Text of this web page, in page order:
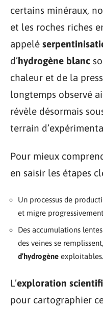
certains minéraux,
et les roches riches
appelé
d’hydrogène blanc
chaleur et de la
longtemps observé
révèle désormais
terrain
Pour mieux
en saisir les étapes
Un processus de
et migre
Des accumulations
des veines se
d’hydrogène exploitables.
L’exploration
pour cartographier